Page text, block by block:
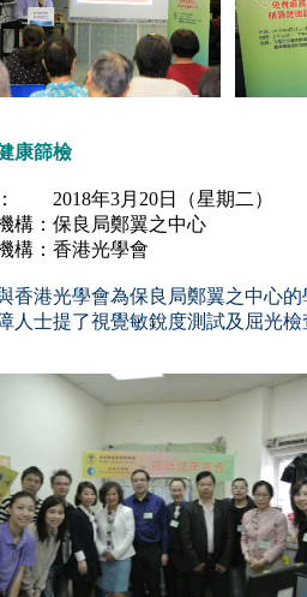
康篩檢
2018年3月20日（星期二）
構：保良局鄭翼之中心
構：香港光學會
香港光學會為保良局鄭翼之中心
人士提了視覺敏銳度測試及屈光檢